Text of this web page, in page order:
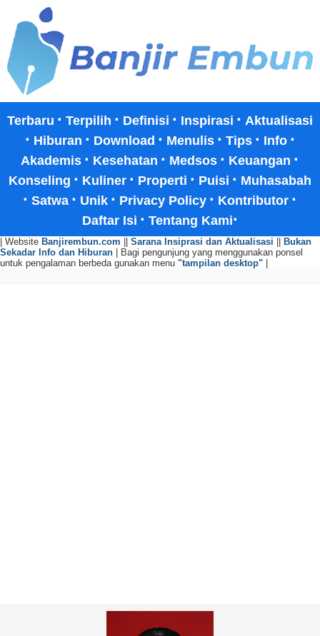
Terbaru · Terpilih · Definisi · Inspirasi · Aktualisasi
· Hiburan · Download · Menulis · Tips · Info ·
Akademis · Kesehatan · Medsos · Keuangan ·
Konseling · Kuliner · Properti · Puisi · Muhasabah
· Satwa · Unik · Privacy Policy · Kontributor ·
Daftar Isi · Tentang Kami·
| Website Banjirembun.com || Sarana Insiprasi dan Aktualisasi || Bukan
Sekadar Info dan Hiburan | Bagi pengunjung yang menggunakan ponsel
untuk pengalaman berbeda gunakan menu "tampilan desktop" |